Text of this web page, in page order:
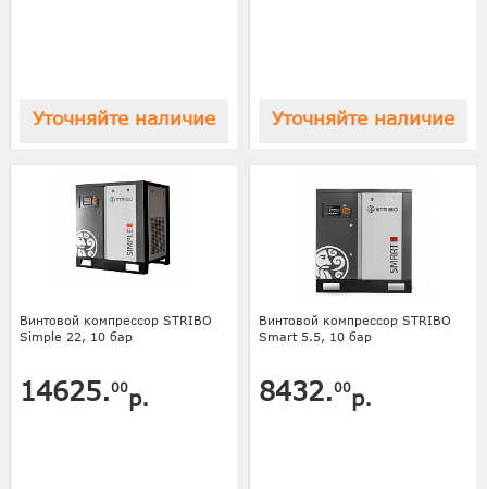
Уточняйте наличие Уточняйте наличие
Винтовой компрессор STRIBO
Simple 22, 10 бар
14625.00р.
Винтовой компрессор STRIBO
Smart 5.5, 10 бар
8432.00р.